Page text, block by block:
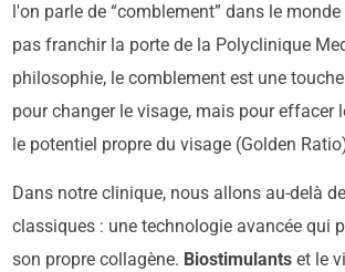
l'on parle de “comblement” dans le
pas franchir la porte de la Polyclinique
philosophie, le comblement est une
pour changer le visage, mais pour effacer
le potentiel propre du visage (Golden
Dans notre clinique, nous allons au-delà
classiques : une technologie avancée qui
son propre collagène. Biostimulants et le